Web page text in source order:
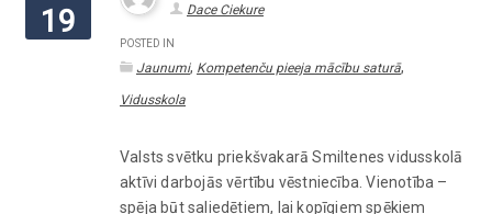
19 Dace Ciekure
POSTED IN
Jaunumi, Kompetenču pieeja mācību saturā,
Vidusskola
Valsts svētku priekšvakarā Smiltenes vidusskolā
aktīvi darbojās vērtību vēstniecība. Vienotība –
spēja būt saliedētiem, lai kopīgiem spēkiem